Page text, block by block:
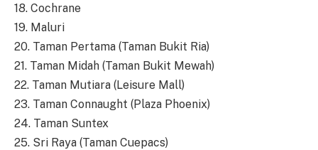
18. Cochrane
19. Maluri
20. Taman Pertama (Taman Bukit Ria)
21. Taman Midah (Taman Bukit Mewah)
22. Taman Mutiara (Leisure Mall)
23. Taman Connaught (Plaza Phoenix)
24. Taman Suntex
25. Sri Raya (Taman Cuepacs)